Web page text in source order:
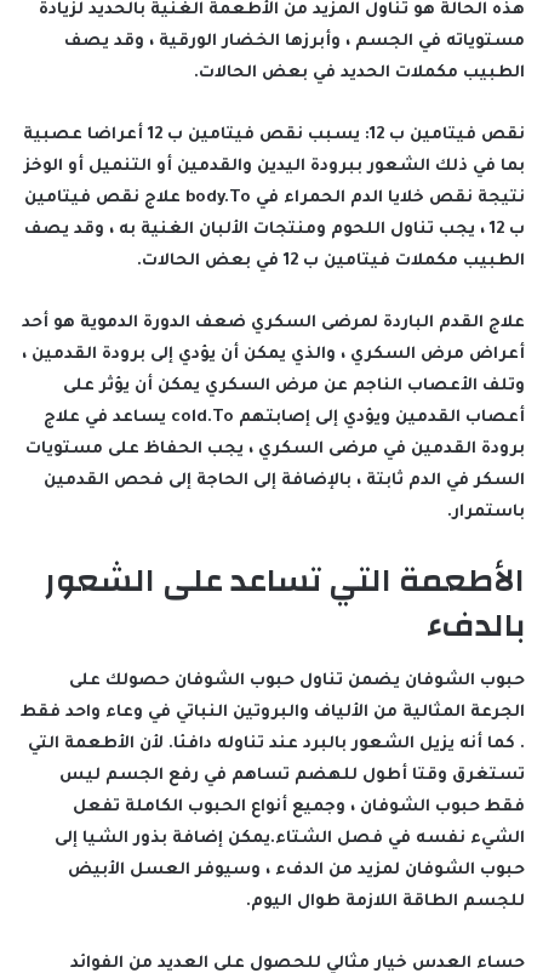
هذه الحالة هو تناول المزيد من الأطعمة الغنية بالحديد لزيادة
مستوياته في الجسم ، وأبرزها الخضار الورقية ، وقد يصف
الطبيب مكملات الحديد في بعض الحالات.
نقص فيتامين ب 12: يسبب نقص فيتامين ب 12 أعراضا عصبية
بما في ذلك الشعور ببرودة اليدين والقدمين أو التنميل أو الوخز
نتيجة نقص خلايا الدم الحمراء في body.To علاج نقص فيتامين
ب 12 ، يجب تناول اللحوم ومنتجات الألبان الغنية به ، وقد يصف
الطبيب مكملات فيتامين ب 12 في بعض الحالات.
علاج القدم الباردة لمرضى السكري ضعف الدورة الدموية هو أحد
أعراض مرض السكري ، والذي يمكن أن يؤدي إلى برودة القدمين ،
وتلف الأعصاب الناجم عن مرض السكري يمكن أن يؤثر على
أعصاب القدمين ويؤدي إلى إصابتهم cold.To يساعد في علاج
برودة القدمين في مرضى السكري ، يجب الحفاظ على مستويات
السكر في الدم ثابتة ، بالإضافة إلى الحاجة إلى فحص القدمين
باستمرار.
الأطعمة التي تساعد على الشعور
بالدفء
حبوب الشوفان يضمن تناول حبوب الشوفان حصولك على
الجرعة المثالية من الألياف والبروتين النباتي في وعاء واحد فقط
. كما أنه يزيل الشعور بالبرد عند تناوله دافئا. لأن الأطعمة التي
تستغرق وقتا أطول للهضم تساهم في رفع الجسم ليس
فقط حبوب الشوفان ، وجميع أنواع الحبوب الكاملة تفعل
الشيء نفسه في فصل الشتاء.يمكن إضافة بذور الشيا إلى
حبوب الشوفان لمزيد من الدفء ، وسيوفر العسل الأبيض
للجسم الطاقة اللازمة طوال اليوم.
حساء العدس خيار مثالي للحصول على العديد من الفوائد